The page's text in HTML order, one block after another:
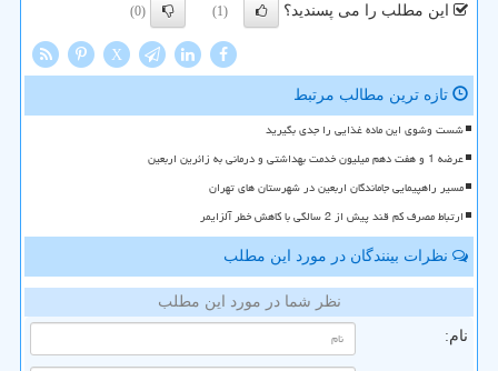
این مطلب را می پسندید؟ (1)
(0)
X
تازه ترین مطالب مرتبط
شست وشوی این ماده غذایی را جدی بگیرید
عرضه 1 و هفت دهم میلیون خدمت بهداشتی و درمانی به زائرین اربعین
مسیر راهپیمایی جاماندگان اربعین در شهرستان های تهران
ارتباط مصرف کم قند پیش از 2 سالگی با کاهش خطر آلزایمر
نظرات بینندگان در مورد این مطلب
نظر شما در مورد این مطلب
نام: